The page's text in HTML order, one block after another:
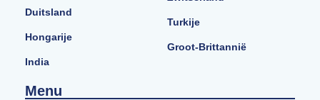
Duitsland
Hongarije
India
Turkije
Groot-Brittannië
Menu